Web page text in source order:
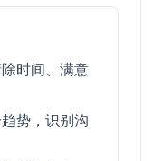
时间、满意
势，识别沟